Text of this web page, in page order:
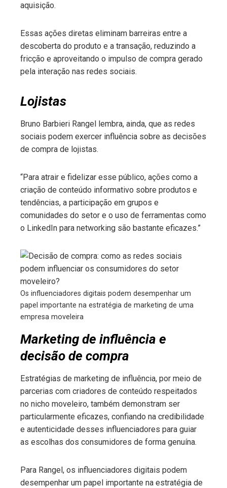
aquisição.
Essas ações diretas eliminam barreiras entre a
descoberta do produto e a transação, reduzindo a
fricção e aproveitando o impulso de compra gerado
pela interação nas redes sociais.
Lojistas
Bruno Barbieri Rangel lembra, ainda, que as redes
sociais podem exercer influência sobre as decisões
de compra de lojistas.
“Para atrair e fidelizar esse público, ações como a
criação de conteúdo informativo sobre produtos e
tendências, a participação em grupos e
comunidades do setor e o uso de ferramentas como
o LinkedIn para networking são bastante eficazes.”
Os influenciadores digitais podem desempenhar um
papel importante na estratégia de marketing de uma
empresa moveleira
Marketing de influência e
decisão de compra
Estratégias de marketing de influência, por meio de
parcerias com criadores de conteúdo respeitados
no nicho moveleiro, também demonstram ser
particularmente eficazes, confiando na credibilidade
e autenticidade desses influenciadores para guiar
as escolhas dos consumidores de forma genuína.
Para Rangel, os influenciadores digitais podem
desempenhar um papel importante na estratégia de